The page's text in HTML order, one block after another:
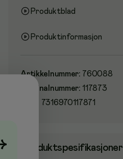
Produktblad
Produktinformasjon
Artikkelnummer: 760088
Originalnummer: 117873
7316970117871
Produktspesifikasjoner